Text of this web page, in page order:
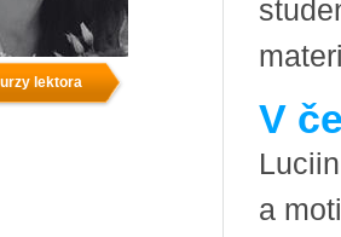
lektora
V
a